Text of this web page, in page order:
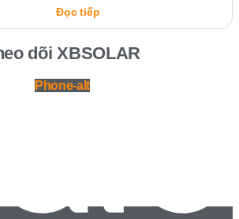
Đọc tiếp
dõi XBSOLAR
Phone-alt